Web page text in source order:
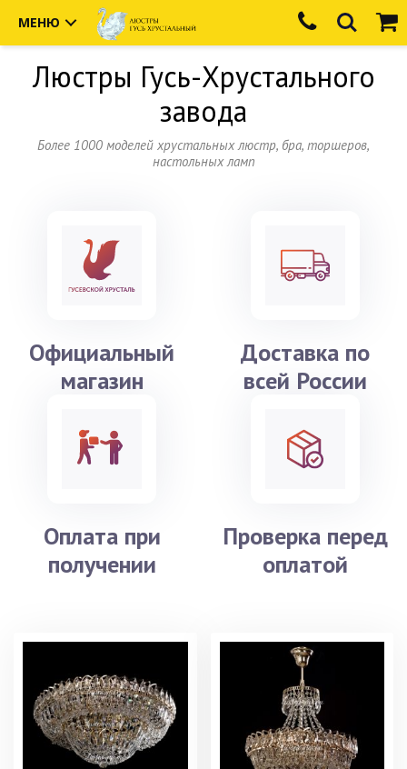
МЕНЮ
Люстры Гусь-Хрустального
завода
Более 1000 моделей хрустальных люстр, бра, торшеров,
настольных ламп
Официальный
магазин
Доставка по
всей России
Оплата при
получении
Проверка перед
оплатой